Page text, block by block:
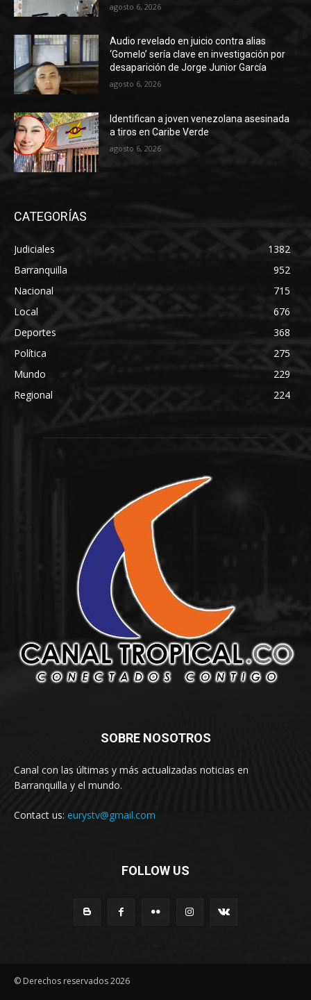
agosto 6, 2026
Audio revelado en juicio contra alias
‘Gomelo’ sería clave en investigación por
desaparición de Jorge Junior García
agosto 6, 2026
Identifican a joven venezolana asesinada
a tiros en Caribe Verde
agosto 6, 2026
CATEGORÍAS
Judiciales
1382
Barranquilla
952
Nacional
715
Local
676
Deportes
368
Política
275
Mundo
229
Regional
224
SOBRE NOSOTROS
Canal con las últimas y más actualizadas noticias en
Barranquilla y el mundo.
Contact us: eurystv@gmail.com
FOLLOW US
© Derechos reservados 2026